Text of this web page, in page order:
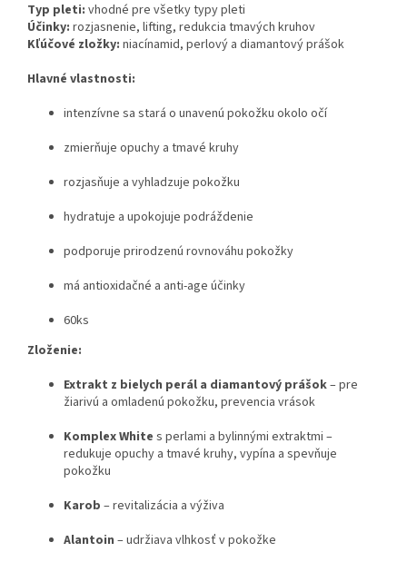
Typ pleti: vhodné pre všetky typy pleti
Účinky: rozjasnenie, lifting, redukcia tmavých kruhov
Kľúčové zložky: niacínamid, perlový a diamantový prášok
Hlavné vlastnosti:
intenzívne sa stará o unavenú pokožku okolo očí
zmierňuje opuchy a tmavé kruhy
rozjasňuje a vyhladzuje pokožku
hydratuje a upokojuje podráždenie
podporuje prirodzenú rovnováhu pokožky
má antioxidačné a anti-age účinky
60ks
Zloženie:
Extrakt z bielych perál a diamantový prášok– pre
žiarivú a omladenú pokožku, prevencia vrások
Komplex White s perlami a bylinnými extraktmi –
redukuje opuchy a tmavé kruhy, vypína a spevňuje
pokožku
Karob – revitalizácia a výživa
Alantoin – udržiava vlhkosť v pokožke